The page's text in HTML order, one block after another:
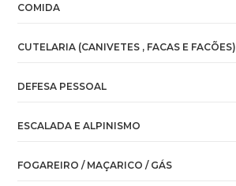
COMIDA
CUTELARIA (CANIVETES , FACAS E FACÕES)
DEFESA PESSOAL
ESCALADA E ALPINISMO
FOGAREIRO / MAÇARICO / GÁS